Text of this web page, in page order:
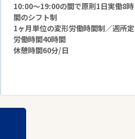
10:00～19:00の間で原則1日実働8時
間のシフト制
1ヶ月単位の変形労働時間制／週所定
労働時間40時間
休憩時間60分/日